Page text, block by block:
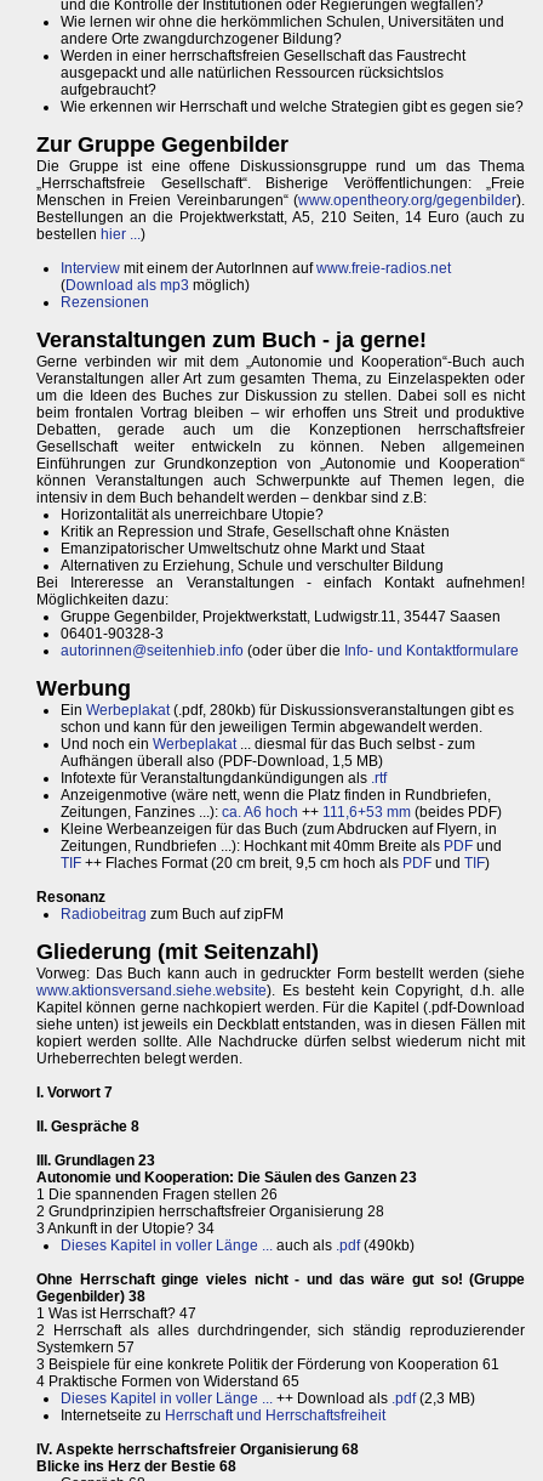
und die Kontrolle der Institutionen oder Regierungen wegfallen?
Wie lernen wir ohne die herkömmlichen Schulen, Universitäten und
andere Orte zwangdurchzogener Bildung?
Werden in einer herrschaftsfreien Gesellschaft das Faustrecht
ausgepackt und alle natürlichen Ressourcen rücksichtslos
aufgebraucht?
Wie erkennen wir Herrschaft und welche Strategien gibt es gegen sie?
Zur Gruppe Gegenbilder
Die Gruppe ist eine offene Diskussionsgruppe rund um das Thema
„Herrschaftsfreie Gesellschaft“. Bisherige Veröffentlichungen: „Freie
Menschen in Freien Vereinbarungen“ (www.opentheory.org/gegenbilder).
Bestellungen an die Projektwerkstatt, A5, 210 Seiten, 14 Euro (auch zu
bestellen hier ...)
Interview mit einem der AutorInnen aufwww.freie-radios.net
(Download als mp3 möglich)
Rezensionen
Veranstaltungen zum Buch - ja gerne!
Gerne verbinden wir mit dem „Autonomie und Kooperation“-Buch auch
Veranstaltungen aller Art zum gesamten Thema, zu Einzelaspekten oder
um die Ideen des Buches zur Diskussion zu stellen. Dabei soll es nicht
beim frontalen Vortrag bleiben – wir erhoffen uns Streit und produktive
Debatten, gerade auch um die Konzeptionen herrschaftsfreier
Gesellschaft weiter entwickeln zu können. Neben allgemeinen
Einführungen zur Grundkonzeption von „Autonomie und Kooperation“
können Veranstaltungen auch Schwerpunkte auf Themen legen, die
intensiv in dem Buch behandelt werden – denkbar sind z.B:
Horizontalität als unerreichbare Utopie?
Kritik an Repression und Strafe, Gesellschaft ohne Knästen
Emanzipatorischer Umweltschutz ohne Markt und Staat
Alternativen zu Erziehung, Schule und verschulter Bildung
Bei Intereresse an Veranstaltungen - einfach Kontakt aufnehmen!
Möglichkeiten dazu:
Gruppe Gegenbilder, Projektwerkstatt, Ludwigstr.11, 35447 Saasen
06401-90328-3
autorinnen@seitenhieb.info (oder über die Info- und Kontaktformulare
Werbung
Ein Werbeplakat(.pdf, 280kb) für Diskussionsveranstaltungen gibt es
schon und kann für den jeweiligen Termin abgewandelt werden.
Und noch ein Werbeplakat... diesmal für das Buch selbst - zum
Aufhängen überall also (PDF-Download, 1,5 MB)
Infotexte für Veranstaltungdankündigungen als .rtf
Anzeigenmotive (wäre nett, wenn die Platz finden in Rundbriefen,
Zeitungen, Fanzines ...): ca. A6 hoch ++ 111,6+53 mm (beides PDF)
Kleine Werbeanzeigen für das Buch (zum Abdrucken auf Flyern, in
Zeitungen, Rundbriefen ...): Hochkant mit 40mm Breite als PDF und
TIF ++ Flaches Format (20 cm breit, 9,5 cm hoch als PDF und TIF)
Resonanz
Radiobeitrag zum Buch auf zipFM
Gliederung (mit Seitenzahl)
Vorweg: Das Buch kann auch in gedruckter Form bestellt werden (siehe
www.aktionsversand.siehe.website). Es besteht kein Copyright, d.h. alle
Kapitel können gerne nachkopiert werden. Für die Kapitel (.pdf-Download
siehe unten) ist jeweils ein Deckblatt entstanden, was in diesen Fällen mit
kopiert werden sollte. Alle Nachdrucke dürfen selbst wiederum nicht mit
Urheberrechten belegt werden.
I. Vorwort 7
II. Gespräche 8
III. Grundlagen 23
Autonomie und Kooperation: Die Säulen des Ganzen 23
1 Die spannenden Fragen stellen 26
2 Grundprinzipien herrschaftsfreier Organisierung 28
3 Ankunft in der Utopie? 34
Dieses Kapitel in voller Länge ... auch als .pdf(490kb)
Ohne Herrschaft ginge vieles nicht - und das wäre gut so! (Gruppe
Gegenbilder) 38
1 Was ist Herrschaft? 47
2 Herrschaft als alles durchdringender, sich ständig reproduzierender
Systemkern 57
3 Beispiele für eine konkrete Politik der Förderung von Kooperation 61
4 Praktische Formen von Widerstand 65
Dieses Kapitel in voller Länge ... ++ Download als .pdf(2,3 MB)
Internetseite zu Herrschaft und Herrschaftsfreiheit
IV. Aspekte herrschaftsfreier Organisierung 68
Blicke ins Herz der Bestie 68